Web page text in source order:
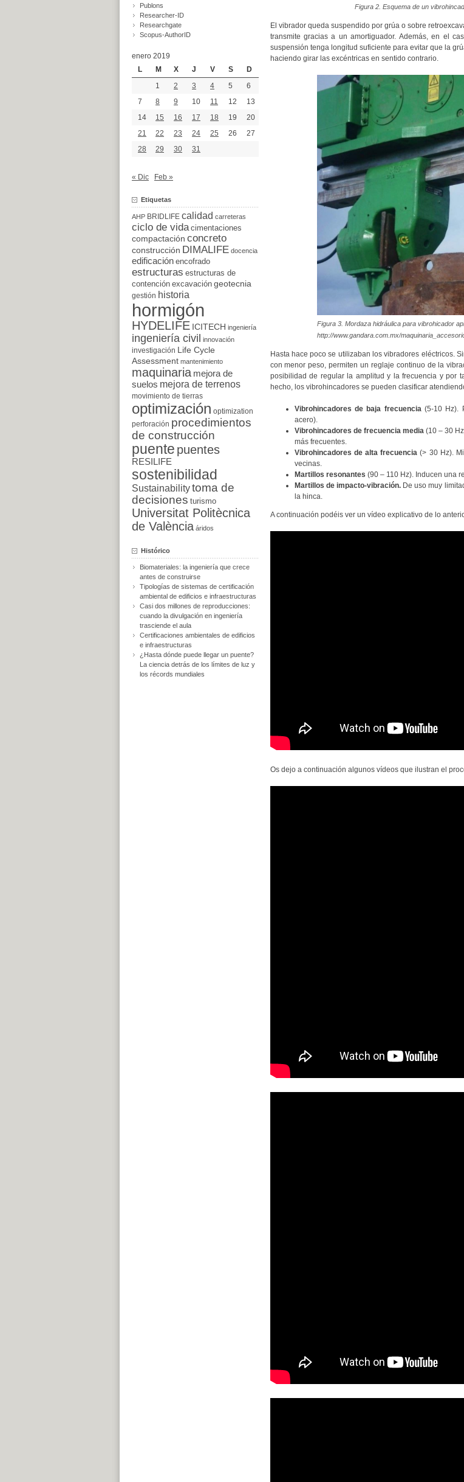
Figura 2. Esquema de un
El vibrador queda suspendido por grúa o sobre
transmite gracias a un amortiguador. Además, en el
suspensión tenga longitud suficiente para evitar que la
haciendo girar las excéntricas en sentido contrario.
Figura 3. Mordaza hidráulica para vibrohicador
http://www.gandara.com.mx/
Hasta hace poco se utilizaban los vibradores eléctricos.
con menor peso, permiten un reglaje continuo de la
posibilidad de regular la amplitud y la frecuencia y por
hecho, los vibrohincadores se pueden clasificar
Vibrohincadores de baja frecuencia(5-10 Hz).
acero).
Vibrohincadores de frecuencia media(10 – 30
más frecuentes.
Vibrohincadores de alta frecuencia (> 30 Hz).
vecinas.
Martillos resonantes (90 – 110 Hz). Inducen una
Martillos de impacto-vibración.De uso muy
la hinca.
A continuación podéis ver un vídeo explicativo de lo
Os dejo a continuación algunos vídeos que ilustran el
Publons
Researcher-ID
Researchgate
Scopus-AuthorID
enero 2019
L
M X J V S
D
1
2 3 4 5
6
7
8 9 10 11 12
13
14
15 16 17 18 19
20
21
22 23 24 25 26
27
28
29 30 31
« Dic Feb »
Etiquetas
AHP BRIDLIFE calidad carreteras
ciclo de vida cimentaciones
compactación concreto
construcción DIMALIFE docencia
edificación encofrado
estructuras estructuras de
contención excavación geotecnia
gestión historia
hormigón
HYDELIFE ICITECH ingeniería
ingeniería civil innovación
investigación
Life Cycle
Assessment mantenimiento
maquinaria mejora de
suelos mejora de terrenos
movimiento de tierras
optimización optimization
perforación procedimientos
de construcción
puente puentes
RESILIFE
sostenibilidad
Sustainabilitytoma de
decisiones turismo
Universitat Politècnica
de València áridos
Histórico
Biomateriales: la ingeniería que crece
antes de construirse
Tipologías de sistemas de certificación
ambiental de edificios e infraestructuras
Casi dos millones de reproducciones:
cuando la divulgación en ingeniería
trasciende el aula
Certificaciones ambientales de edificios
e infraestructuras
¿Hasta dónde puede llegar un puente?
La ciencia detrás de los límites de luz y
los récords mundiales